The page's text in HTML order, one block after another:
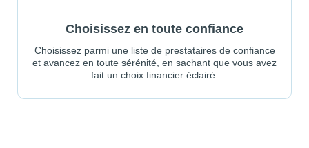
Choisissez en toute confiance
Choisissez parmi une liste de prestataires de confiance
et avancez en toute sérénité, en sachant que vous avez
fait un choix financier éclairé.